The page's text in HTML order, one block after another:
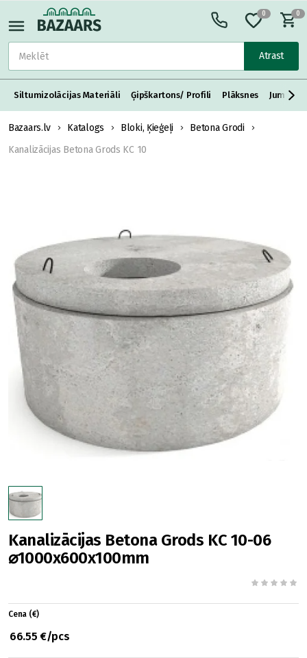
Atrast
0 0
Siltumizolācijas Materiāli Ģipškartons/ Profili Plāksnes Jumta
Bazaars.lv Katalogs Bloki, Ķieģeļi
Betona Grodi
Kanalizācijas Betona Grods KC 10
Kanalizācijas Betona Grods KC 10-06
⌀1000x600x100mm
Cena (€)
66.55 €/pcs